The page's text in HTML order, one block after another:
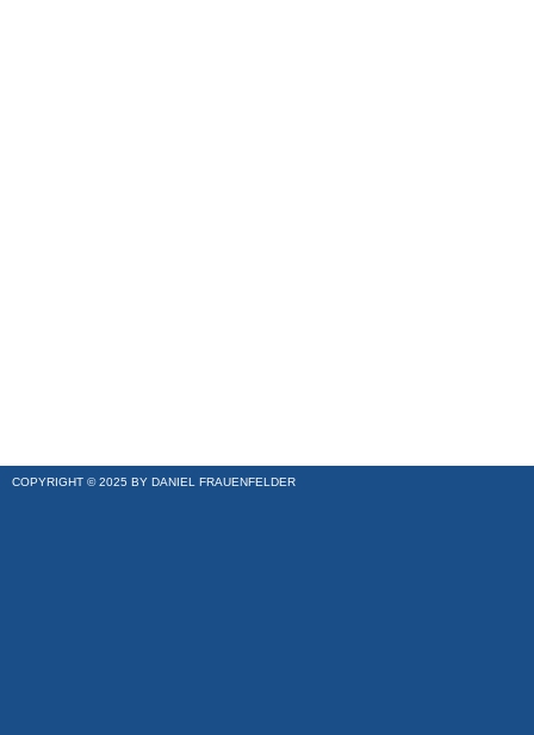
COPYRIGHT © 2025 BY DANIEL FRAUENFELDER